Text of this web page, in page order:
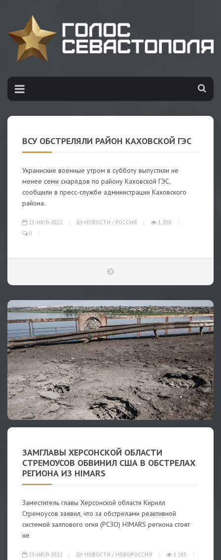
ВСУ ОБСТРЕЛЯЛИ РАЙОН КАХОВСКОЙ ГЭС
Украинские военные утром в субботу выпустили не
менее семи снарядов по району Каховской ГЭС,
сообщили в пресс-службе администрации Каховского
района.
23-ИЮЛ-2022 НОВОСТИ / РОССИЯ
1 208
0
ЗАМГЛАВЫ ХЕРСОНСКОЙ ОБЛАСТИ
СТРЕМОУСОВ ОБВИНИЛ США В ОБСТРЕЛАХ
РЕГИОНА ИЗ HIMARS
Заместитель главы Херсонской области Кирилл
Стремоусов заявил, что за обстрелами реактивной
системой залпового огня (РСЗО) HIMARS региона стоят
не
23-ИЮЛ-2022 НОВОСТИ / НОВОРОССИЯ
1 285